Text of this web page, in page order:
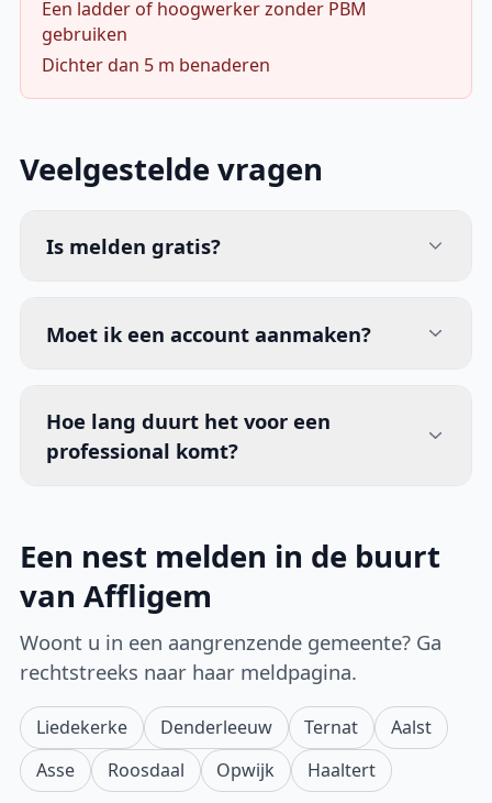
Een ladder of hoogwerker zonder PBM
gebruiken
Dichter dan 5 m benaderen
Veelgestelde vragen
Is melden gratis?
Moet ik een account aanmaken?
Hoe lang duurt het voor een
professional komt?
Een nest melden in de buurt
van Affligem
Woont u in een aangrenzende gemeente? Ga
rechtstreeks naar haar meldpagina.
Liedekerke Denderleeuw Ternat
Aalst
Asse
Roosdaal Opwijk Haaltert